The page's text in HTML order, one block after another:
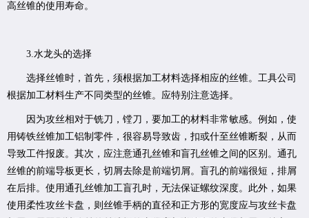
高丝锥的使用寿命。
3.水龙头的选择
选择丝锥时，首先，须根据加工材料选择相应的丝锥。工具公司
根据加工材料生产不同类型的丝锥。应特别注意选择。
因为攻丝相对于铣刀，镗刀，要加工的材料非常敏感。例如，使
用铸铁丝锥加工铝制零件，很容易导致齿，扣或什至丝锥断裂，从而
导致工件报废。其次，应注意通孔丝锥和盲孔丝锥之间的区别。通孔
丝锥的前端导板更长，切屑去除是前端切屑。盲孔的前端很短，排屑
在后排。使用通孔丝锥加工盲孔时，无法保证螺纹深度。此外，如果
使用柔性攻丝卡盘，则丝锥手柄的直径和正方形的宽度应与攻丝卡盘